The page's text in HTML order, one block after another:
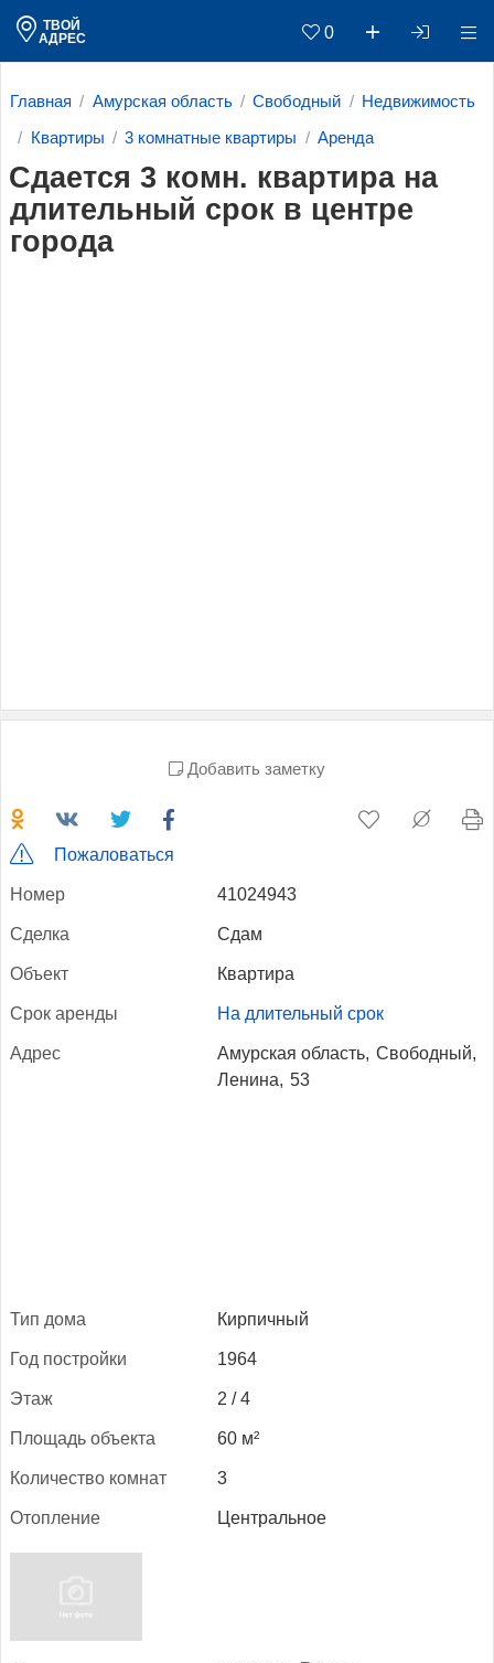
ТВОЙ
АДРЕС
0
Главная Амурская область Свободный Недвижимость
Квартиры 3 комнатные квартиры Аренда
Сдается 3 комн. квартира на
длительный срок в центре
города
Добавить заметку
Пожаловаться
Но­мер 41024943
Сдел­ка Сдам
Объ­ект Квартира
Срок арен­ды На длительный срок
Ад­рес Амурская область, Свободный,
Ленина, 53
Тип до­ма Кирпичный
Год пос­трой­ки 1964
Этаж 2 / 4
Пло­щадь объ­ек­та 60 м²
Ко­личес­тво ком­нат 3
Отоп­ле­ние Центральное